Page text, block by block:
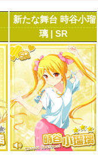
新たな舞台 時谷小瑠
璃 | SR